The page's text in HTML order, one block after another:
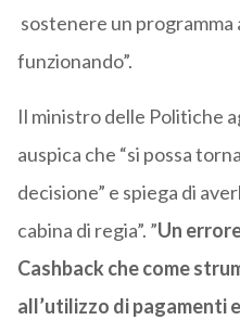
sostenere un
funzionando”.
Il ministro delle Politiche
auspica che “si possa
decisione” e spiega di
cabina di regia”. ”Un
Cashback che come
all’utilizzo di